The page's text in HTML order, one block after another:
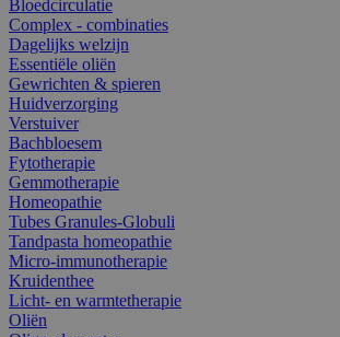
Bloedcirculatie
Complex - combinaties
Dagelijks welzijn
Essentiële oliën
Gewrichten & spieren
Huidverzorging
Verstuiver
Bachbloesem
Fytotherapie
Gemmotherapie
Homeopathie
Tubes Granules-Globuli
Tandpasta homeopathie
Micro-immunotherapie
Kruidenthee
Licht- en warmtetherapie
Oliën